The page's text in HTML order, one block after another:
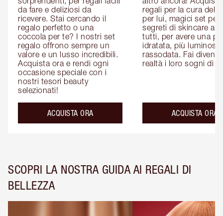
da fare e deliziosi da
ricevere. Stai cercando il
regalo perfetto o una
coccola per te? I nostri set
regalo offrono sempre un
valore e un lusso incredibili.
Acquista ora e rendi ogni
occasione speciale con i
nostri tesori beauty
selezionati!
ACQUISTA ORA
regali per la cura della
per lui, magici set per
segreti di skincare
tutti, per avere una
idratata, più luminosa
rassodata. Fai
realtà i loro sogni di
ACQUISTA ORA
SCOPRI LA NOSTRA GUIDA AI REGALI DI
BELLEZZA